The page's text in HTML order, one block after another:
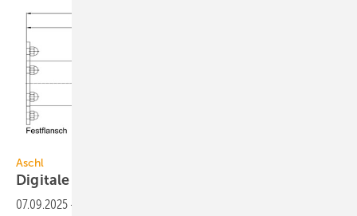
Aschl
Digitale
07.09.2025 -